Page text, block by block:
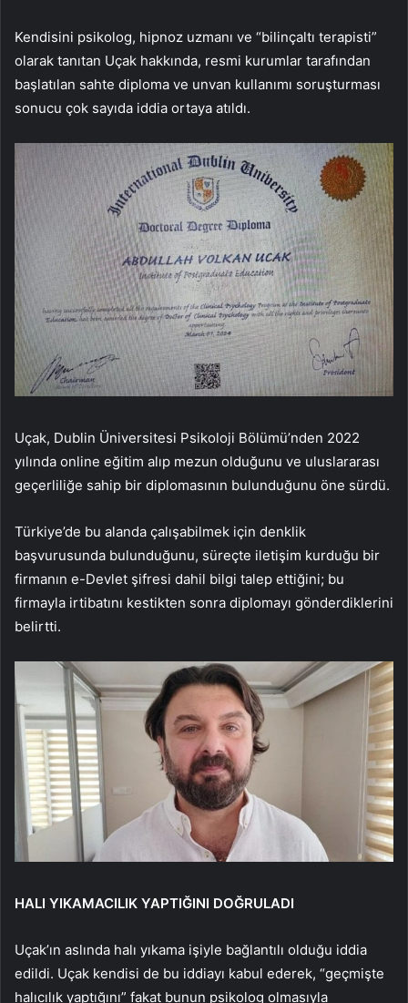
Kendisini psikolog, hipnoz uzmanı ve “bilinçaltı terapisti”
olarak tanıtan Uçak hakkında, resmi kurumlar tarafından
başlatılan sahte diploma ve unvan kullanımı soruşturması
sonucu çok sayıda iddia ortaya atıldı.
Uçak, Dublin Üniversitesi Psikoloji Bölümü’nden 2022
yılında online eğitim alıp mezun olduğunu ve uluslararası
geçerliliğe sahip bir diplomasının bulunduğunu öne sürdü.
Türkiye’de bu alanda çalışabilmek için denklik
başvurusunda bulunduğunu, süreçte iletişim kurduğu bir
firmanın e-Devlet şifresi dahil bilgi talep ettiğini; bu
firmayla irtibatını kestikten sonra diplomayı gönderdiklerini
belirtti.
HALI YIKAMACILIK YAPTIĞINI DOĞRULADI
Uçak’ın aslında halı yıkama işiyle bağlantılı olduğu iddia
edildi. Uçak kendisi de bu iddiayı kabul ederek, “geçmişte
halıcılık yaptığını” fakat bunun psikolog olmasıyla